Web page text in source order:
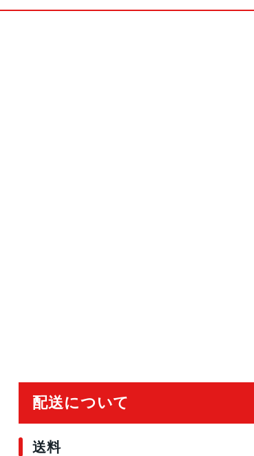
ラー
Wi-Fiモデル：サファイ
2022年11月29日
配送について
送料